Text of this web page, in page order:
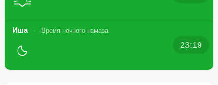
Иша Время ночного намаза
23:19